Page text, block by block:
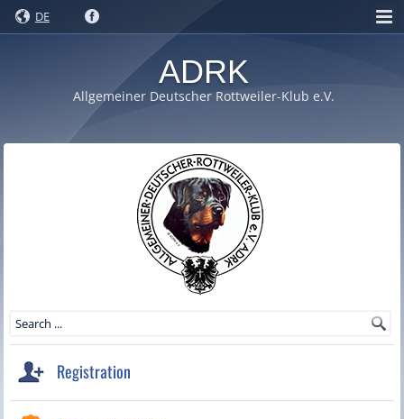
DE
ADRK
Allgemeiner Deutscher Rottweiler-Klub e.V.
Registration